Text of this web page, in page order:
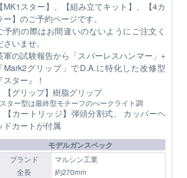
【MK1スター】、【組み立てキット】、【4カ
ー】のご予約ページです。
予約の際はお間違いのないようにご注文く
さいませ。
軍の試験報告から「スパーレスハンマー」+
「Mark2グリップ」でD.A.に特化した改修型
『スター』！
【グリップ】樹脂グリップ
ター型は最終型モチーフのべークライト調
【カートリッジ】弾頭分割式、 カッパーヘ
ドカートが付属
モデルガンスペック
ブランド
マルシン工業
全長
約270mm